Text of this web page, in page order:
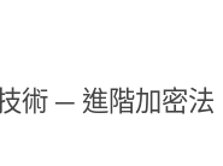
術 ─ 進階加密法